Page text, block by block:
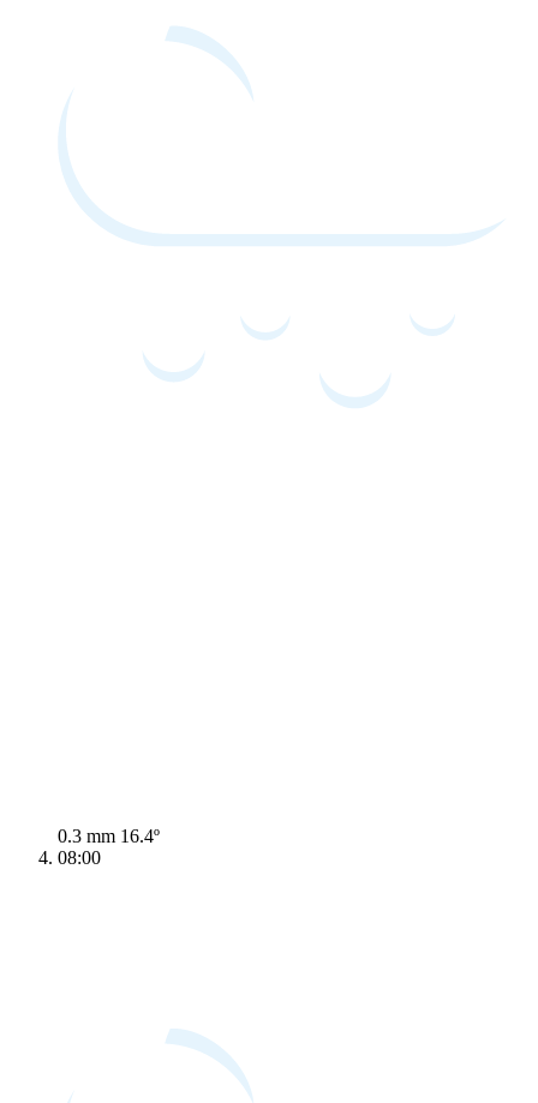
0.3 mm 16.4º
08:00